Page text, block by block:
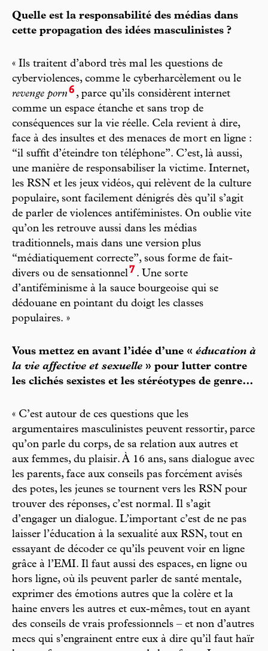
Quelle est la responsabilité des médias dans
cette propagation des idées masculinistes ?
« Ils traitent d’abord très mal les questions de
cyberviolences, comme le cyberharcèlement ou le
revenge porn6 , parce qu’ils considèrent internet
comme un espace étanche et sans trop de
conséquences sur la vie réelle. Cela revient à dire,
face à des insultes et des menaces de mort en ligne :
“il suffit d’éteindre ton téléphone”. C’est, là aussi,
une manière de responsabiliser la victime. Internet,
les RSN et les jeux vidéos, qui relèvent de la culture
populaire, sont facilement dénigrés dès qu’il s’agit
de parler de violences antiféministes. On oublie vite
qu’on les retrouve aussi dans les médias
traditionnels, mais dans une version plus
“médiatiquement correcte”, sous forme de fait-
divers ou de sensationnel7 . Une sorte
d’antiféminisme à la sauce bourgeoise qui se
dédouane en pointant du doigt les classes
populaires. »
Vous mettez en avant l’idée d’une « éducation à
la vie affective et sexuelle » pour lutter contre
les clichés sexistes et les stéréotypes de genre…
« C’est autour de ces questions que les
argumentaires masculinistes peuvent ressortir, parce
qu’on parle du corps, de sa relation aux autres et
aux femmes, du plaisir. À 16 ans, sans dialogue avec
les parents, face aux conseils pas forcément avisés
des potes, les jeunes se tournent vers les RSN pour
trouver des réponses, c’est normal. Il s’agit
d’engager un dialogue. L’important c’est de ne pas
laisser l’éducation à la sexualité aux RSN, tout en
essayant de décoder ce qu’ils peuvent voir en ligne
grâce à l’EMI. Il faut aussi des espaces, en ligne ou
hors ligne, où ils peuvent parler de santé mentale,
exprimer des émotions autres que la colère et la
haine envers les autres et eux-mêmes, tout en ayant
des conseils de vrais professionnels – et non d’autres
mecs qui s’engrainent entre eux à dire qu’il faut haïr